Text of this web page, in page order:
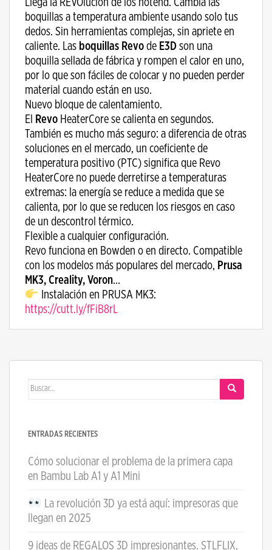
boquillas a temperatura ambiente usando solo tus
dedos. Sin herramientas complejas, sin apriete en
caliente. Las boquillas Revo de E3D son una
boquilla sellada de fábrica y rompen el calor en uno,
por lo que son fáciles de colocar y no pueden perder
material cuando están en uso.
Nuevo bloque de calentamiento.
El Revo HeaterCore se calienta en segundos.
También es mucho más seguro: a diferencia de otras
soluciones en el mercado, un coeficiente de
temperatura positivo (PTC) significa que Revo
HeaterCore no puede derretirse a temperaturas
extremas: la energía se reduce a medida que se
calienta, por lo que se reducen los riesgos en caso
de un descontrol térmico.
Flexible a cualquier configuración.
Revo funciona en Bowden o en directo. Compatible
con los modelos más populares del mercado, Prusa
MK3, Creality, Voron…
Instalación en PRUSA MK3:
https://cutt.ly/fFiB8rL
Buscar:
ENTRADAS RECIENTES
Cómo solucionar el problema de la primera capa
en Bambu Lab A1 y A1 Mini
La revolución 3D ya está aquí: impresoras que
llegan en 2025
9 ideas de REGALOS 3D impresionantes. STLFLIX,